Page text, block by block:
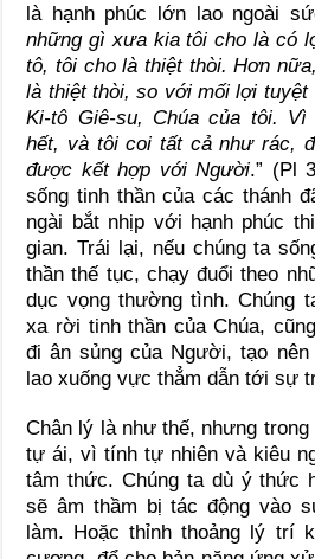
là hạnh phúc lớn lao ngoài
những gì xưa kia tôi cho là có
tô, tôi cho là thiệt thòi. Hơn
là thiệt thòi, so với mối lợi
Ki-tô Giê-su, Chúa của tôi.
hết, và tôi coi tất cả như rác,
được kết hợp với Người.” (Pl
sống tinh thần của các thánh
ngài bắt nhịp với hạnh phúc
gian. Trái lại, nếu chúng ta
thần thế tục, chạy đuổi theo
dục vọng thường tình. Chúng
xa rời tinh thần của Chúa,
đi ân sủng của Người, tạo
lao xuống vực thẳm dẫn tới sự
Chân lý là như thế, nhưng
tự ái, vì tính tự nhiên và kiêu
tâm thức. Chúng ta dù ý thức
sẽ âm thầm bị tác động vào
làm. Hoặc thỉnh thoảng lý trí